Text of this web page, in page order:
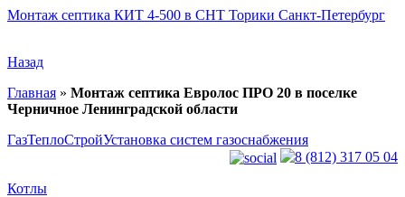
Монтаж септика КИТ 4-500 в СНТ Торики Санкт-Петербург
Назад
Главная » Монтаж септика Евролос ПРО 20 в поселке
Черничное Ленинградской области
ГазТеплоСтройУстановка систем газоснабжения
8 (812) 317 05 04
Котлы